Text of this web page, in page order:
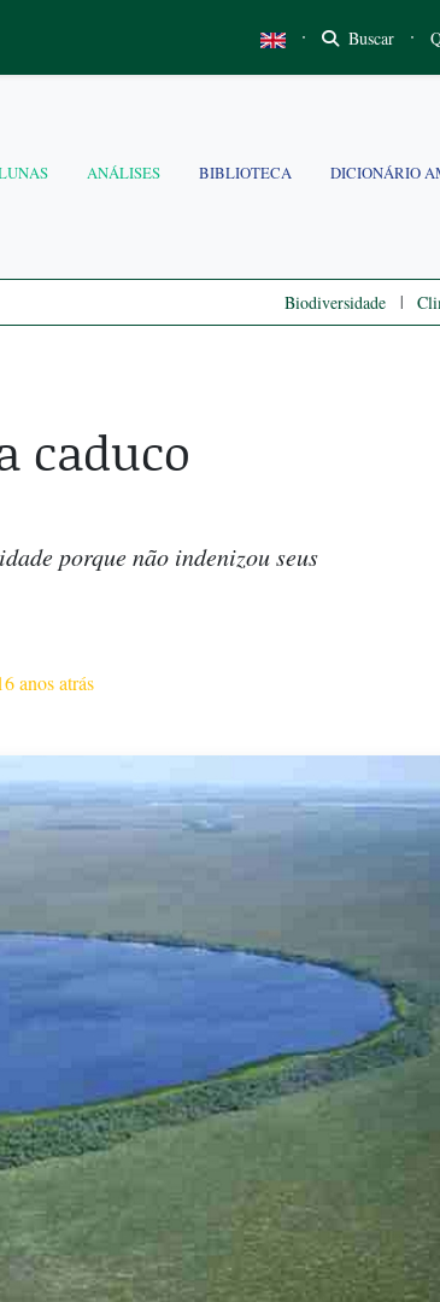
· Buscar ·
ANÁLISES BIBLIOTECA DICIONÁRIO
Biodiversidade |
caduco
porque não indenizou seus
anos atrás